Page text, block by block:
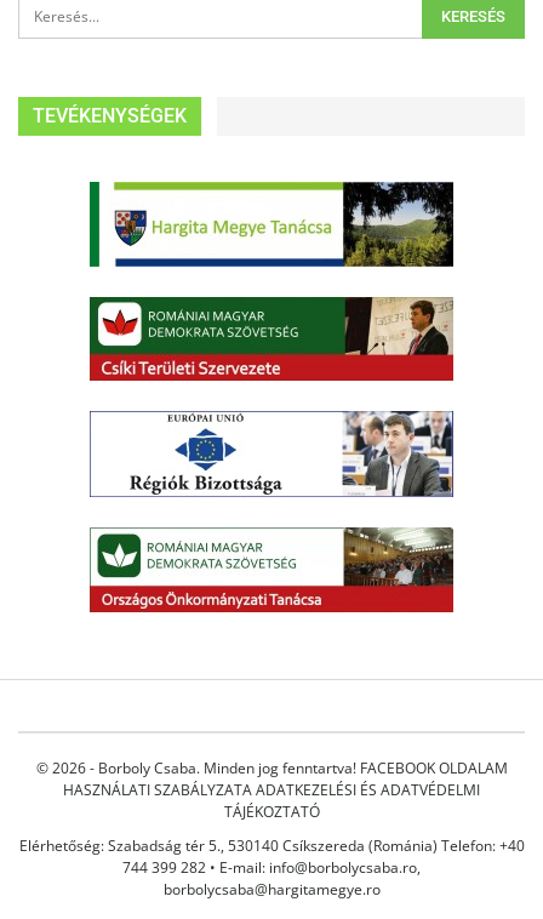
TEVÉKENYSÉGEK
© 2026 - Borboly Csaba. Minden jog fenntartva! FACEBOOK OLDALAM
HASZNÁLATI SZABÁLYZATAADATKEZELÉSI ÉS ADATVÉDELMI
TÁJÉKOZTATÓ
Elérhetőség: Szabadság tér 5., 530140 Csíkszereda (Románia) Telefon: +40
744 399 282 • E-mail: info@borbolycsaba.ro,
borbolycsaba@hargitamegye.ro